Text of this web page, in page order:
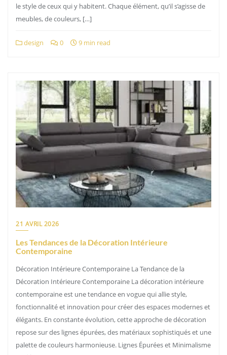
le style de ceux qui y habitent. Chaque élément, qu’il s’agisse de
meubles, de couleurs, […]
design 0 9 min read
21 AVRIL 2026
Les Tendances de la Décoration Intérieure
Contemporaine
Décoration Intérieure Contemporaine La Tendance de la
Décoration Intérieure Contemporaine La décoration intérieure
contemporaine est une tendance en vogue qui allie style,
fonctionnalité et innovation pour créer des espaces modernes et
élégants. En constante évolution, cette approche de décoration
repose sur des lignes épurées, des matériaux sophistiqués et une
palette de couleurs harmonieuse. Lignes Épurées et Minimalisme